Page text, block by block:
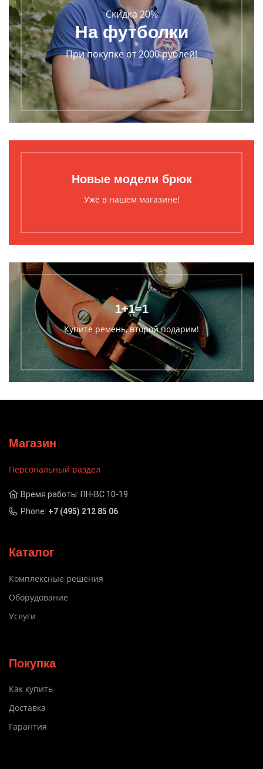
Скидка 20%
На футболки
При покупке от 2000 рублей!
Новые модели брюк
Уже в нашем магазине!
1+1=1
Купите ремень, второй подарим!
Магазин
Персональный раздел
Время работы: ПН-ВС 10-19
Phone: +7 (495) 212 85 06
Каталог
Комплексные решения
Оборудование
Услуги
Покупка
Как купить
Доставка
Гарантия